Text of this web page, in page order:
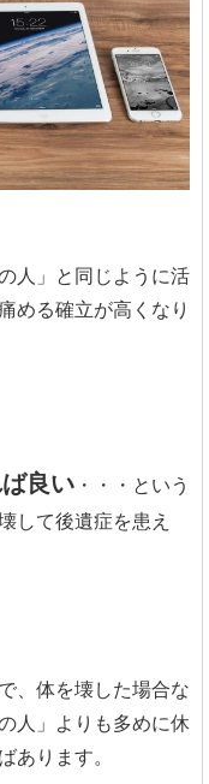
人」と同じように活
める確立が高くなり
良い ・・・という
して後遺症を患え
、体を壊した場合な
人」よりも多めに休
あります。